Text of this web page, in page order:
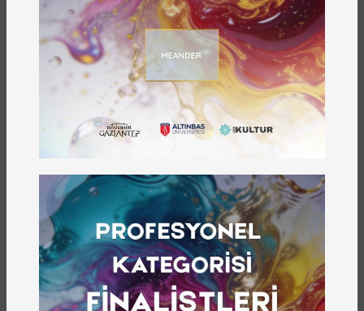
Okurlarla buluşan, Eyüb Sabri Bey tarafından
kaleme alınan vearaştırmacı Ali Gezginci’nin
yayına hazırladığı “Bir Esirin Hâtıraları”,Antep’in
İngiliz işgali altındaki zorlu günlerini, Mısır’daki
esir kamplarında yaşanan insanlık dışı koşulları
ve bu süreçte yazılan unutulmaz birmücadele
hikâyesini gözler önüne sermektedir. Eyüb
Sabri’nin kaleme
yıllar boyunca Eyüp Sabri Akgöl’ün eseri
zannedilmiştir. Ali Gezginci’nin hazırladığı bu
yayınla birlikte bu tarihîhata da düzeltilmiş
olacaktır. Bu çalışma sadece bir hâtırat değil, aynı
zamanda istiklal uğruna çekilen acıların ve
fedakârlıkların bir kaydıdır.Tarihin bu önemli
tanıklığını yeniden gün yüzüne çıkararak gelecek